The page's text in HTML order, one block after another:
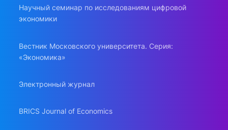
Научный семинар по исследованиям цифровой
экономики
Вестник Московского университета. Серия:
«Экономика»
Электронный журнал
BRICS Journal of Economics